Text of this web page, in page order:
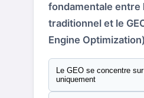
fondamentale entre
traditionnel et le
Engine
Le GEO se concentre
uniquement